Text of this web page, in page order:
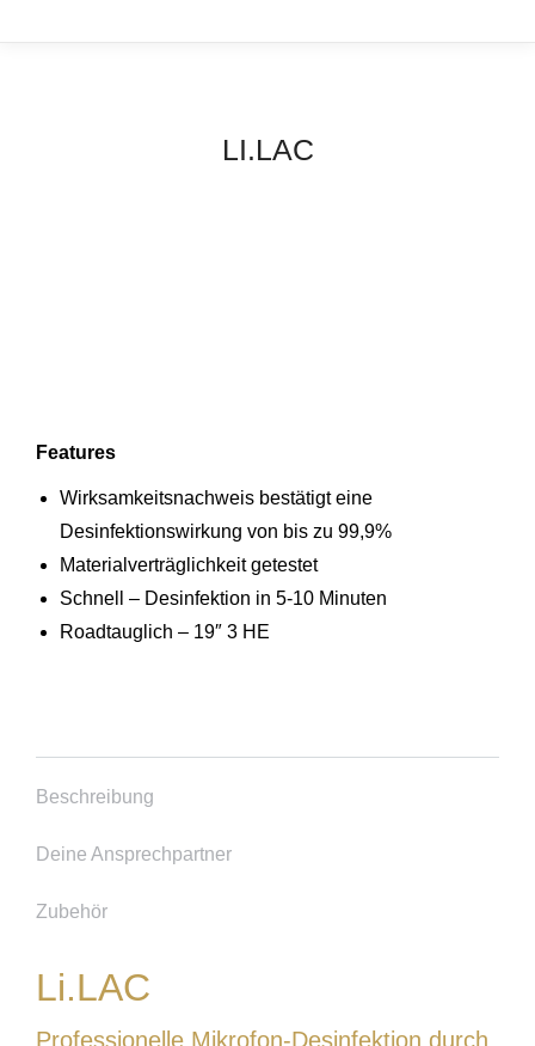
LI.LAC
Features
Wirksamkeitsnachweis bestätigt eine
Desinfektionswirkung von bis zu 99,9%
Materialverträglichkeit getestet
Schnell – Desinfektion in 5-10 Minuten
Roadtauglich – 19″ 3 HE
Beschreibung
Deine Ansprechpartner
Zubehör
Li.LAC
Professionelle Mikrofon-Desinfektion durch